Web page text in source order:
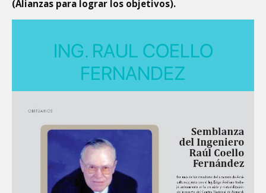
(Alianzas para lograr los objetivos).
ING. RAUL COELLO
FERNANDEZ